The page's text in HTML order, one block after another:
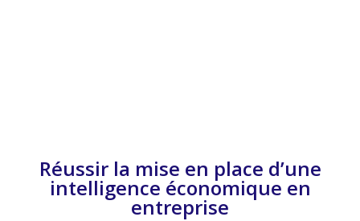
Réussir la mise en place d’une
intelligence économique en
entreprise